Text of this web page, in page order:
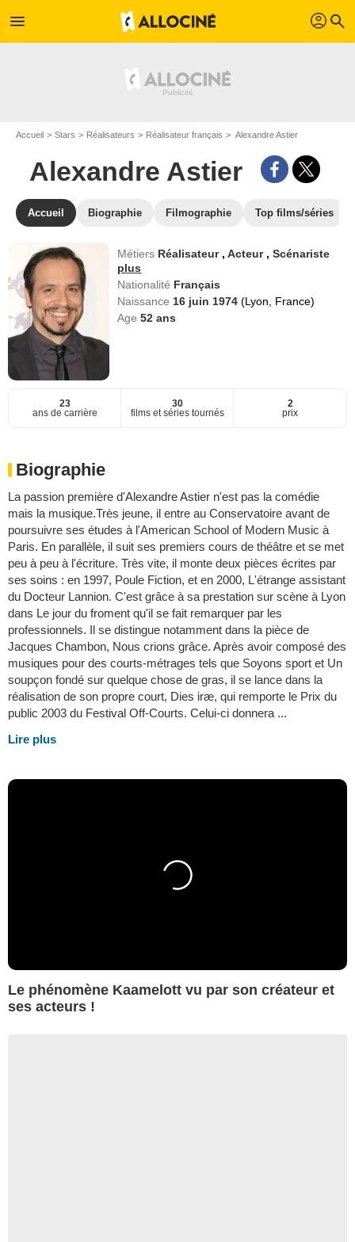
menu profil search
Accueil Stars Réalisateurs Réalisateur français Alexandre Astier
Alexandre Astier
Accueil Biographie Filmographie Top films/séries
Métiers Réalisateur ,Acteur ,Scénariste
plus
Nationalité Français
Naissance 16 juin 1974(Lyon, France)
Age52 ans
23
ans de carrière
30
films et séries tournés
2
prix
Biographie
La passion première d'Alexandre Astier n'est pas la comédie
mais la musique.Très jeune, il entre au Conservatoire avant de
poursuivre ses études à l'American School of Modern Music à
Paris. En parallèle, il suit ses premiers cours de théâtre et se met
peu à peu à l'écriture. Très vite, il monte deux pièces écrites par
ses soins : en 1997, Poule Fiction, et en 2000, L'étrange assistant
du Docteur Lannion. C'est grâce à sa prestation sur scène à Lyon
dans Le jour du froment qu'il se fait remarquer par les
professionnels. Il se distingue notamment dans la pièce de
Jacques Chambon, Nous crions grâce. Après avoir composé des
musiques pour des courts-métrages tels que Soyons sport et Un
soupçon fondé sur quelque chose de gras, il se lance dans la
réalisation de son propre court, Dies iræ, qui remporte le Prix du
public 2003 du Festival Off-Courts. Celui-ci donnera ...
Lire plus
Le phénomène Kaamelott vu par son créateur et
ses acteurs !